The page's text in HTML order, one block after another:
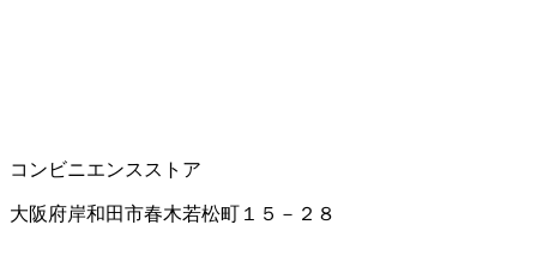
コンビニエンスストア
大阪府岸和田市春木若松町１５－２８